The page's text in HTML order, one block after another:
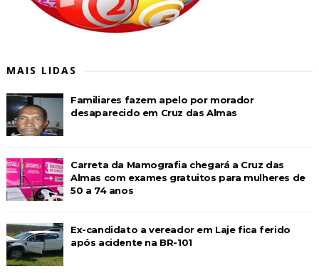
MAIS LIDAS
Familiares fazem apelo por morador
desaparecido em Cruz das Almas
Carreta da Mamografia chegará a Cruz das
Almas com exames gratuitos para mulheres de
50 a 74 anos
Ex-candidato a vereador em Laje fica ferido
após acidente na BR-101